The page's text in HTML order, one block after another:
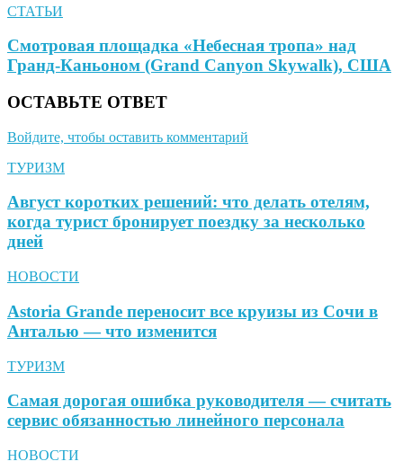
СТАТЬИ
Смотровая площадка «Небесная тропа» над
Гранд-Каньоном (Grand Canyon Skywalk), США
ОСТАВЬТЕ ОТВЕТ
Войдите, чтобы оставить комментарий
ТУРИЗМ
Август коротких решений: что делать отелям,
когда турист бронирует поездку за несколько
дней
НОВОСТИ
Astoria Grande переносит все круизы из Сочи в
Анталью — что изменится
ТУРИЗМ
Самая дорогая ошибка руководителя — считать
сервис обязанностью линейного персонала
НОВОСТИ